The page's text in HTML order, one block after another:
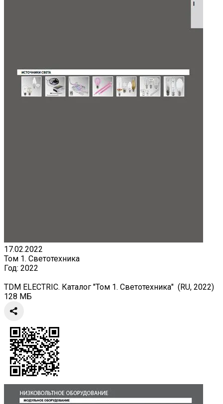
17.02.2022
Том 1. Светотехника
Год: 2022
TDM ELECTRIC. Каталог "Том 1. Светотехника" (RU, 2022)
128 МБ